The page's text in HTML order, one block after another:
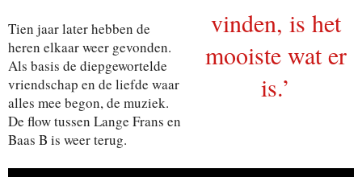
vinden, is het
mooiste wat er
is.’
Tien jaar later hebben de
heren elkaar weer gevonden.
Als basis de diepgewortelde
vriendschap en de liefde waar
alles mee begon, de muziek.
De flow tussen Lange Frans en
Baas B is weer terug.